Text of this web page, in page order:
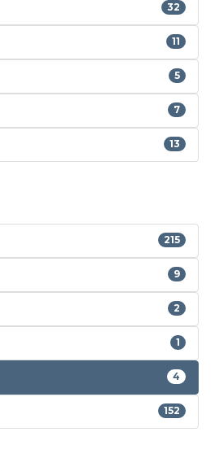
32
11
5
7
13
215
9
2
1
4
152